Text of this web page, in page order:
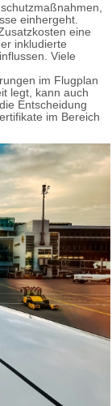
einhergeht.
eine
inkludierte
Viele
im Flugplan
legt, kann auch
Entscheidung
im Bereich